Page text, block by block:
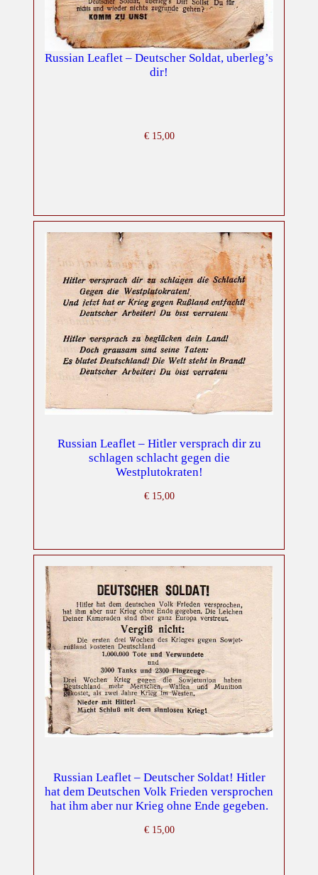
Russian Leaflet – Deutscher Soldat, uberleg’s
dir!
€15,00
Russian Leaflet – Hitler versprach dir zu
schlagen schlacht gegen die
Westplutokraten!
€15,00
Russian Leaflet – Deutscher Soldat! Hitler
hat dem Deutschen Volk Frieden versprochen
hat ihm aber nur Krieg ohne Ende gegeben.
€15,00